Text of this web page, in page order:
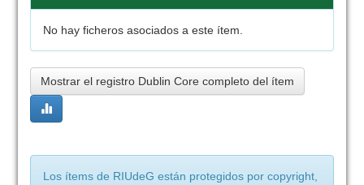
No hay ficheros asociados a este ítem.
Mostrar el registro Dublin Core completo del ítem
Los ítems de RIUdeG están protegidos por copyright,